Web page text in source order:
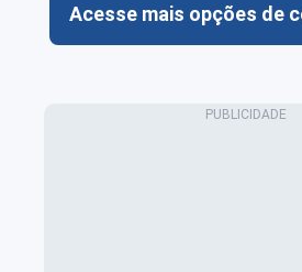
Acesse mais opções de